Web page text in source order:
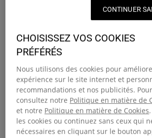
Des sacs à dos en promo
Découvrez notre collection de sacs à dos
profitez de modèles intemporels à prix
vous recherchiez un sac pour vos trajets
partir en week-end ou un indispensable
l’occasion idéale de profiter
réduit. Des imprimés originaux aux tons
sacs à dos en promotion sont faits pour
dotés de bretelles rembourrées, de
CHOISISSEZ VOS COOKIES
PRÉFÉRÉS
Nous utilisons des cookies pour
expérience sur le site internet et
recommandations et nos publicités.
consultez notre Politique en matière de
et notre Politique en matière de Cookies
les cookies ou continuez sans ceux qui
nécessaires en cliquant sur le bouton
CONTINUER